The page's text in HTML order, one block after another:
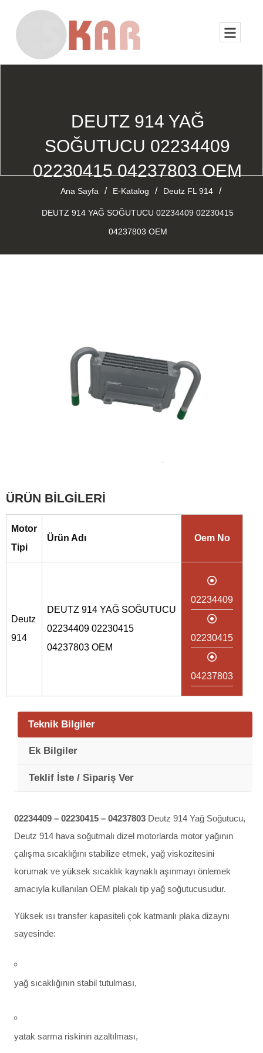
DEUTZ 914 YAĞ
SOĞUTUCU 02234409
02230415 04237803 OEM
Ana Sayfa / E-Katalog / Deutz FL 914 /
DEUTZ 914 YAĞ SOĞUTUCU 02234409 02230415
04237803 OEM
ÜRÜN BİLGİLERİ
Motor
Tipi
Ürün Adı Oem No
Deutz
914
DEUTZ 914 YAĞ SOĞUTUCU
02234409 02230415
04237803 OEM
02234409
02230415
04237803
Teknik Bilgiler
Ek Bilgiler
Teklif İste / Sipariş Ver
02234409 – 02230415 – 04237803 Deutz 914 Yağ Soğutucu,
Deutz 914 hava soğutmalı dizel motorlarda motor yağının
çalışma sıcaklığını stabilize etmek, yağ viskozitesini
korumak ve yüksek sıcaklık kaynaklı aşınmayı önlemek
amacıyla kullanılan OEM plakalı tip yağ soğutucusudur.
Yüksek ısı transfer kapasiteli çok katmanlı plaka dizaynı
sayesinde:
yağ sıcaklığının stabil tutulması,
yatak sarma riskinin azaltılması,